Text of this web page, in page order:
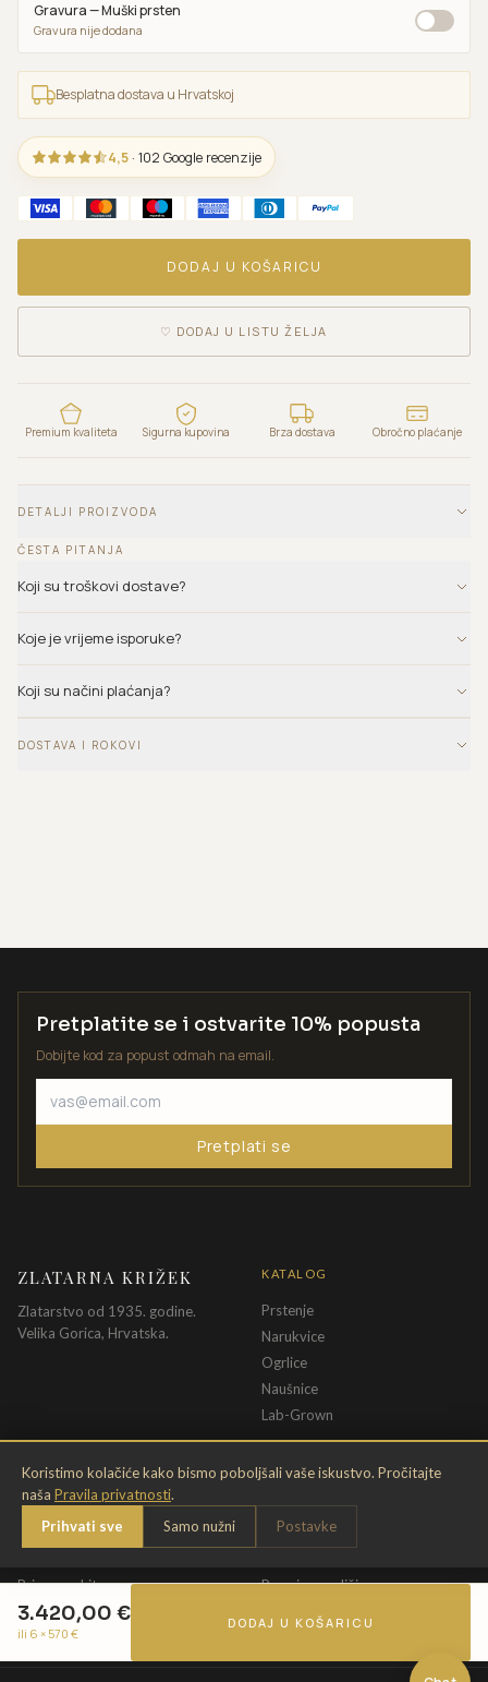
Gravura — Muški prsten
Gravura nije dodana
Besplatna dostava u Hrvatskoj
4,5 · 102 Google recenzije
DODAJ U KOŠARICU
♡ DODAJ U LISTU ŽELJA
Premium kvaliteta Sigurna kupovina Brza dostava Obročno plaćanje
DETALJI PROIZVODA
ČESTA PITANJA
Koji su troškovi dostave?
Koje je vrijeme isporuke?
Koji su načini plaćanja?
DOSTAVA I ROKOVI
3.420,00 €
ili 6 × 570 €
DODAJ U KOŠARICU
Koristimo kolačiće kako bismo poboljšali vaše iskustvo. Pročitajte
naša Pravila privatnosti.
Prihvati sve
Samo nužni Postavke
Pretplatite se i ostvarite 10% popusta
Dobijte kod za popust odmah na email.
Pretplati se
ZLATARNA KRIŽEK
Zlatarstvo od 1935. godine.
Velika Gorica, Hrvatska.
KATALOG
Prstenje
Narukvice
Ogrlice
Naušnice
Lab-Grown
INFORMACIJE
O nama
Kontakt
Briga o nakitu
Jamstvo
PRAVNE ODREDBE
Pravila privatnosti
Opći uvjeti
Promjena veličine
Uvjeti poklon bona